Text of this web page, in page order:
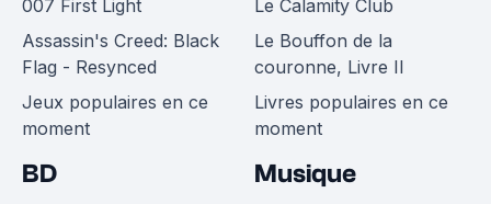
007 First Light
Assassin's Creed: Black
Flag - Resynced
Jeux populaires en ce
moment
Le Calamity Club
Le Bouffon de la
couronne, Livre II
Livres populaires en ce
moment
BD Musique